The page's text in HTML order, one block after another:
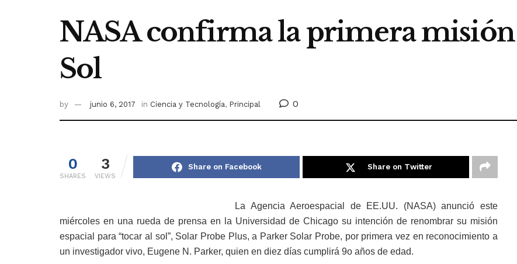
NASA confirma la primera misión
Sol
by junio 6, 2017 in Ciencia y Tecnología, Principal 0
0
SHARES
3
VIEWS
Share on Facebook Share on Twitter
La Agencia Aeroespacial de EE.UU. (NASA) anunció este
miércoles en una rueda de prensa en la Universidad de Chicago su intención de renombrar su misión
espacial para “tocar al sol”, Solar Probe Plus, a Parker Solar Probe, por primera vez en reconocimiento a
un investigador vivo, Eugene N. Parker, quien en diez días cumplirá 9o años de edad.